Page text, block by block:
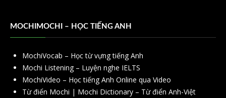
MOCHIMOCHI – HỌC TIẾNG ANH
MochiVocab – Học từ vựng tiếng Anh
Mochi Listening – Luyện nghe IELTS
MochiVideo – Học tiếng Anh Online qua Video
Từ điển Mochi | Mochi Dictionary – Từ điển Anh-Việt